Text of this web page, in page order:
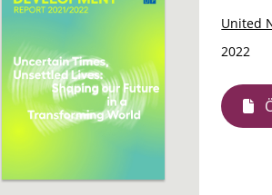
United
2022